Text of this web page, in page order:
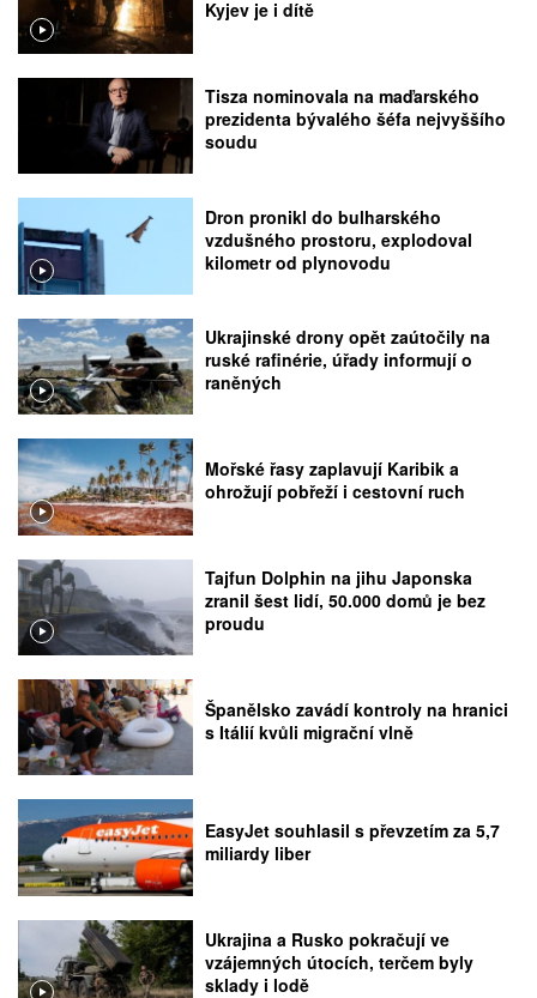
Kyjev je i dítě
Tisza nominovala na maďarského
prezidenta bývalého šéfa nejvyššího
soudu
Dron pronikl do bulharského
vzdušného prostoru, explodoval
kilometr od plynovodu
Ukrajinské drony opět zaútočily na
ruské rafinérie, úřady informují o
raněných
Mořské řasy zaplavují Karibik a
ohrožují pobřeží i cestovní ruch
Tajfun Dolphin na jihu Japonska
zranil šest lidí, 50.000 domů je bez
proudu
Španělsko zavádí kontroly na hranici
s Itálií kvůli migrační vlně
EasyJet souhlasil s převzetím za 5,7
miliardy liber
Ukrajina a Rusko pokračují ve
vzájemných útocích, terčem byly
sklady i lodě